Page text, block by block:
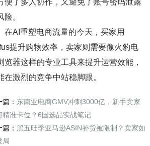
便了多人协作，又避免了账号密码泄露
险。
重塑电商流量的今天，买家用
提升购物效率，卖家则需要像火豹电
览器这样的专业工具来提升运营效能，
在激烈的竞争中站稳脚跟。
： 东南亚电商GMV冲刺3000亿，新手卖家
精准卡位？6国选品实战笔记
： 黑五旺季亚马逊ASIN补货被限制？卖家如
局